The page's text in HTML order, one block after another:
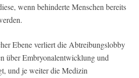
wenn behinderte Menschen bereits
Ebene verliert die Abtreibungslobby
über Embryonalentwicklung und
und je weiter die Medizin